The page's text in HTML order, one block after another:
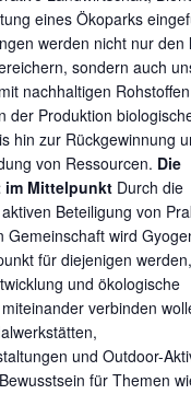
eines Ökoparks
werden nicht nur den
sondern auch
nachhaltigen Rohstoffen
der Produktion
hin zur Rückgewinnung
von Ressourcen. Die
im MittelpunktDurch die
Beteiligung von
Gemeinschaft wird
für diejenigen
und ökologische
verbinden
und Outdoor-
für Themen